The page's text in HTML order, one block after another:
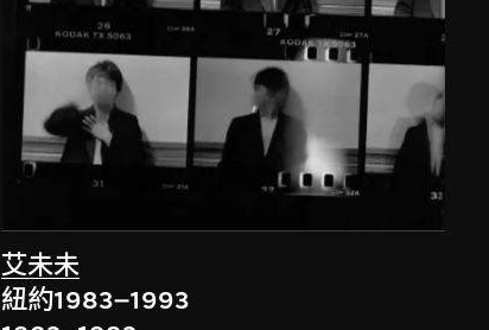
艾未未
紐約1983–1993